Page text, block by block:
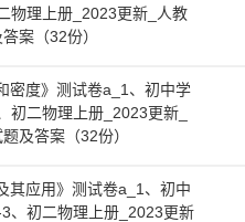
物理上册_2023更新_人教
案（32份）
密度》测试卷a_1、初中学
二物理上册_2023更新_
及答案（32份）
其应用》测试卷a_1、初中
、初二物理上册_2023更新